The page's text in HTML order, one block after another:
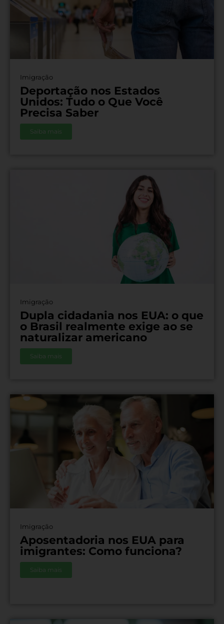
Imigração
Deportação nos Estados
Unidos: Tudo o Que Você
Precisa Saber
Saiba mais
Imigração
Dupla cidadania nos EUA: o que
o Brasil realmente exige ao se
naturalizar americano
Saiba mais
Imigração
Aposentadoria nos EUA para
imigrantes: Como funciona?
Saiba mais